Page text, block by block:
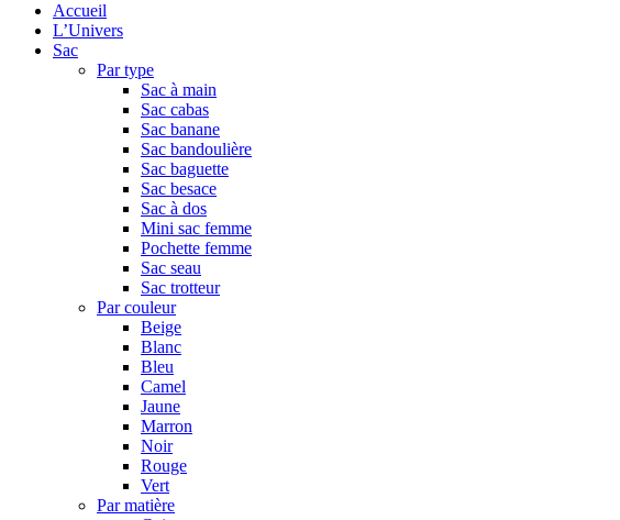
Accueil
L’Univers
Sac
Par type
Sac à main
Sac cabas
Sac banane
Sac bandoulière
Sac baguette
Sac besace
Sac à dos
Mini sac femme
Pochette femme
Sac seau
Sac trotteur
Par couleur
Beige
Blanc
Bleu
Camel
Jaune
Marron
Noir
Rouge
Vert
Par matière